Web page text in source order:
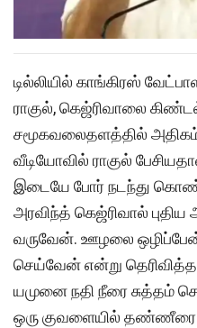
டில்லியில் காங்கிரஸ்
ராகுல், கெஜ்ரிவாலை
சமூகவலைதளத்தில் அதிகம்
வீடியோவில் ராகுல்
இடையே போர் நடந்து
அரவிந்த் கெஜ்ரிவால்
வருவேன். ஊழலை
செய்வேன் என்று
யமுனை நதி நீரை சுத்தம்
ஒரு குவளையில் தண்ணீரை